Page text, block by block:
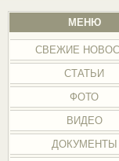
МЕНЮ
СВЕЖИЕ
СТАТЬИ
ФОТО
ВИДЕО
ДОКУМЕНТЫ